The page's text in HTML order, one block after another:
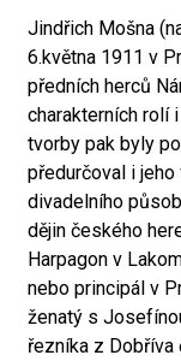
Jindřich Mošna
6.května 1911 v
předních herců
charakterních rolí
tvorby pak byly
předurčoval i
divadelního
dějin českého
Harpagon v
nebo principál v
ženatý s
řezníka z Dobříva